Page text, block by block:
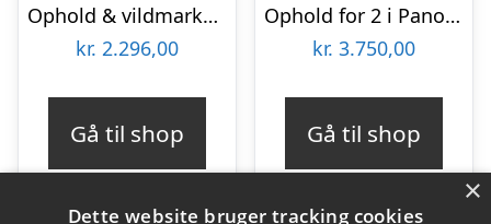
Ophold & vildmarkstur for 2 på Hotel Thinggaard
kr. 2.296,00
Gå til shop
Ophold for 2 i Panoramasuite Superior hos Ribehøj
kr. 3.750,00
Gå til shop
×
Dette website bruger tracking cookies